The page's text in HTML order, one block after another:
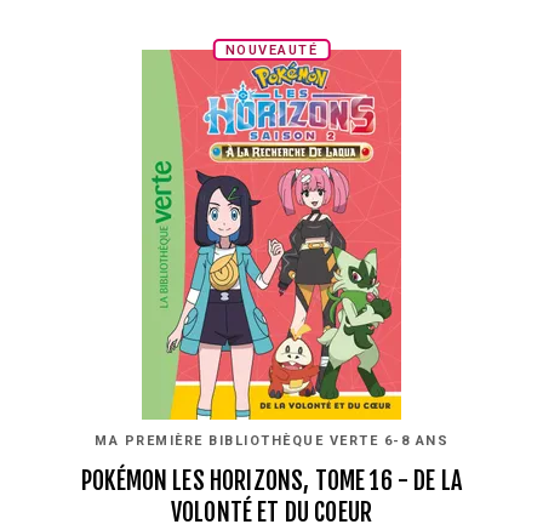
NOUVEAUTÉ
MA PREMIÈRE BIBLIOTHÈQUE VERTE 6-8 ANS
POKÉMON LES HORIZONS, TOME 16 - DE LA
VOLONTÉ ET DU COEUR